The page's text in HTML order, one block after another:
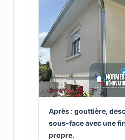
Après : gouttière,
sous-face avec une
propre.